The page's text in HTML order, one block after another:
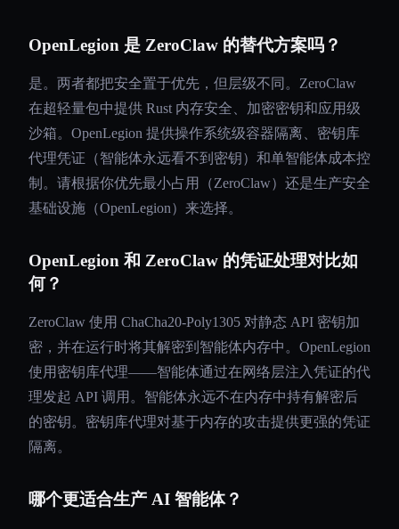
OpenLegion 是 ZeroClaw 的替代方案吗？
是。两者都把安全置于优先，但层级不同。ZeroClaw
在超轻量包中提供 Rust 内存安全、加密密钥和应用级
沙箱。OpenLegion 提供操作系统级容器隔离、密钥库
代理凭证（智能体永远看不到密钥）和单智能体成本控
制。请根据你优先最小占用（ZeroClaw）还是生产安全
基础设施（OpenLegion）来选择。
OpenLegion 和 ZeroClaw 的凭证处理对比如
何？
ZeroClaw 使用 ChaCha20-Poly1305 对静态 API 密钥加
密，并在运行时将其解密到智能体内存中。OpenLegion
使用密钥库代理——智能体通过在网络层注入凭证的代
理发起 API 调用。智能体永远不在内存中持有解密后
的密钥。密钥库代理对基于内存的攻击提供更强的凭证
隔离。
哪个更适合生产 AI 智能体？